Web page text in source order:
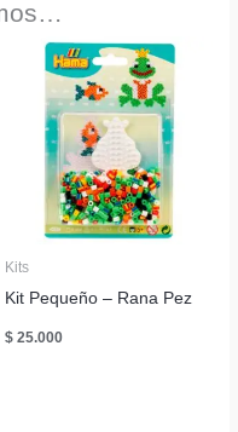
Kits
Kit Pequeño – Rana Pez
$25.000